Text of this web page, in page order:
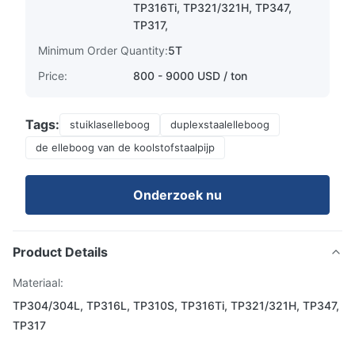
TP316Ti, TP321/321H, TP347,
TP317,
Minimum Order Quantity:5T
Price:
800 - 9000 USD / ton
Tags: stuiklaselleboog
duplexstaalelleboog
de elleboog van de koolstofstaalpijp
Onderzoek nu
Product Details
Materiaal:
TP304/304L, TP316L, TP310S, TP316Ti, TP321/321H, TP347,
TP317